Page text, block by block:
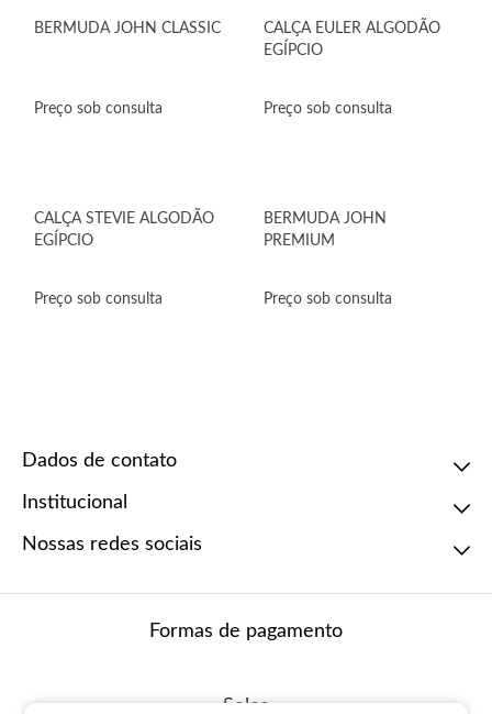
BERMUDA JOHN CLASSIC
Preço sob consulta
CALÇA EULER ALGODÃO
EGÍPCIO
Preço sob consulta
CALÇA STEVIE ALGODÃO
EGÍPCIO
Preço sob consulta
BERMUDA JOHN
PREMIUM
Preço sob consulta
Dados de contato
34 3411 2186
Fale conosco
Institucional
A marca
Tecnologias
Nossas redes sociais
Formas de pagamento
Selos